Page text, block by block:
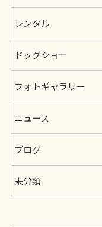
レンタル
ドッグショー
フォトギャラリー
ニュース
ブログ
未分類